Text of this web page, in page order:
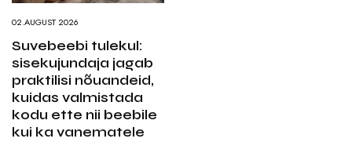
02.AUGUST 2026
Suvebeebi tulekul:
sisekujundaja jagab
praktilisi nõuandeid,
kuidas valmistada
kodu ette nii beebile
kui ka vanematele